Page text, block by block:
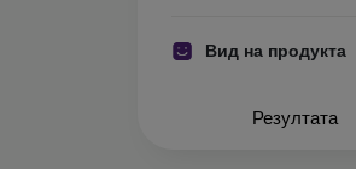
Вид на продукта
Резултата